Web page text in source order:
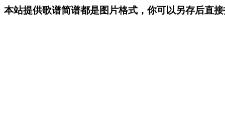
本站提供歌谱简谱都是图片格式，你可以另存后直